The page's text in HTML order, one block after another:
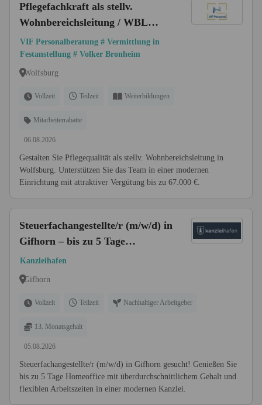
Pflegefachkraft als stellv.
Wohnbereichsleitung / WBL
(m/w/d) bis 67.000 € | Raum
Wolfsburg
VIF Personalberatung # Vermittlung in
Festanstellung # Volker Bronheim
Wolfsburg
Vollzeit Teilzeit Weiterbildungen
Mitarbeiterrabatte
06.08.2026
Gestalten Sie Pflegequalität als stellv. Wohnbereichsleitung in
Wolfsburg. Unterstützen Sie das Team in einer modernen
Einrichtung mit attraktiver Vergütung bis zu 67.000 €.
Steuerfachangestellte/r (m/w/d) in
Gifhorn – bis zu 5 Tage
Homeoffice
Kanzleihafen
Gifhorn
Vollzeit Teilzeit Nachhaltiger Arbeitgeber
13. Monatsgehalt
05.08.2026
Steuerfachangestellte/r (m/w/d) in Gifhorn gesucht! Genießen Sie
bis zu 5 Tage Homeoffice mit überdurchschnittlichem Gehalt und
flexiblen Arbeitszeiten in einer modernen Kanzlei.